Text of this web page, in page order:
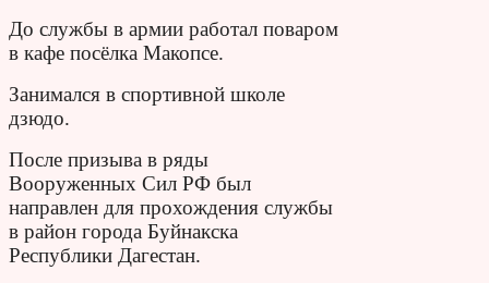
До службы в армии работал поваром
в кафе посёлка Макопсе.
Занимался в спортивной школе
дзюдо.
После призыва в ряды
Вооруженных Сил РФ был
направлен для прохождения службы
в район города Буйнакска
Республики Дагестан.